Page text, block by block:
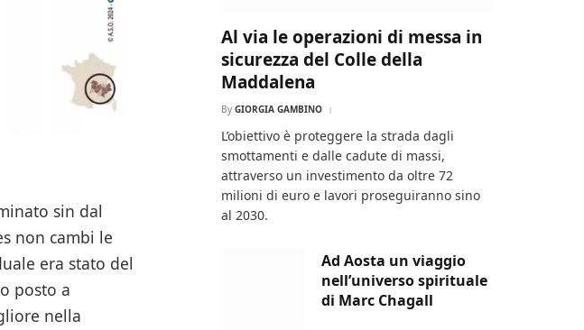
sin dal
non cambi le
era stato del
posto a
nella
Al via le operazioni di messa in
sicurezza del Colle della
Maddalena
By GIORGIA GAMBINO
L’obiettivo è proteggere la strada dagli
smottamenti e dalle cadute di massi,
attraverso un investimento da oltre 72
milioni di euro e lavori proseguiranno sino
al 2030.
Ad Aosta un viaggio
nell’universo spirituale
di Marc Chagall